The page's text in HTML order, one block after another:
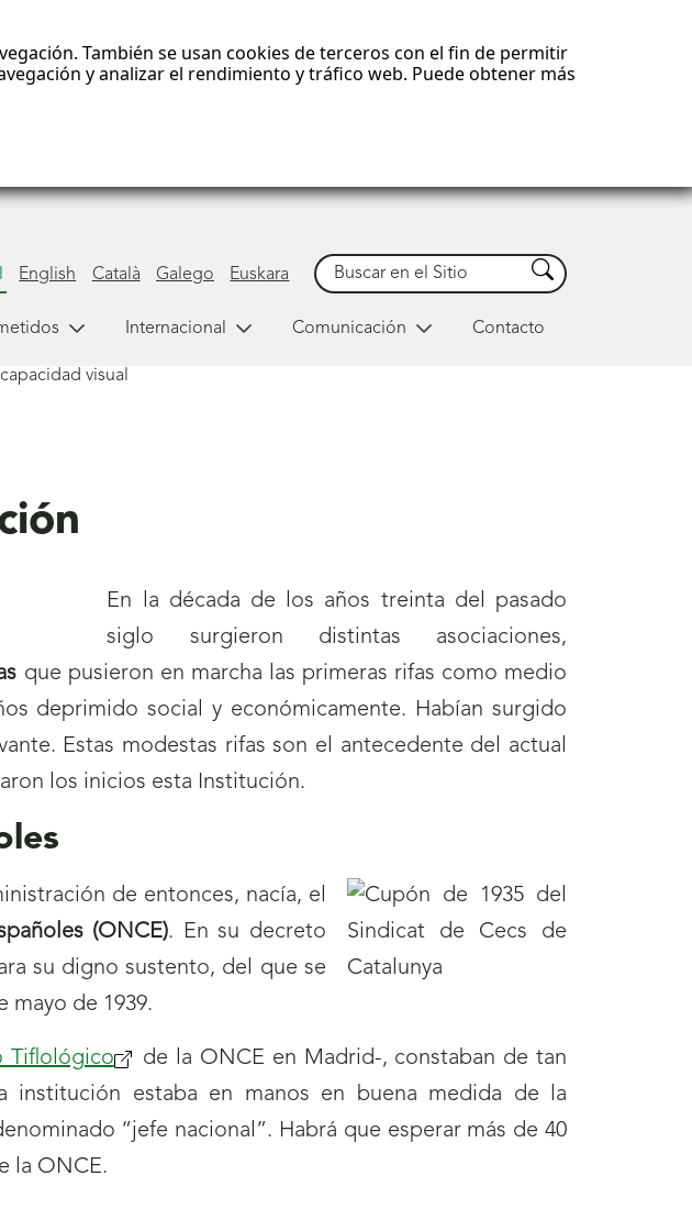
También se usan cookies de terceros con el fin de permitir
y analizar el rendimiento y tráfico web. Puede obtener más
English Català Galego Euskara
Buscar Buscar
Internacional Comunicación Contacto
En la década de los años treinta del pasado
siglo surgieron distintas asociaciones,
que pusieron en marcha las primeras rifas como medio
deprimido social y económicamente. Habían surgido
Estas modestas rifas son el antecedente del actual
los inicios esta Institución.
de entonces, nacía, el
(ONCE). En su decreto
su digno sustento, del que se
mayo de 1939.
Tiflológico
de la ONCE en Madrid-, constaban de tan
estaba en manos en buena medida de la
“jefe nacional”. Habrá que esperar más de 40
la ONCE.